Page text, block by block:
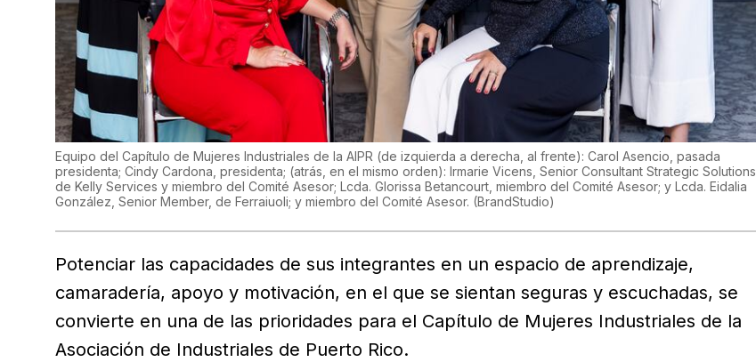
Equipo del Capítulo de Mujeres Industriales de la AIPR (de izquierda a derecha, al frente): Carol Asencio, pasada
presidenta; Cindy Cardona, presidenta; (atrás, en el mismo orden): Irmarie Vicens, Senior Consultant Strategic Solutions
de Kelly Services y miembro del Comité Asesor; Lcda. Glorissa Betancourt, miembro del Comité Asesor; y Lcda. Eidalia
González, Senior Member, de Ferraiuoli; y miembro del Comité Asesor. (BrandStudio)
Potenciar las capacidades de sus integrantes en un espacio de aprendizaje,
camaradería, apoyo y motivación, en el que se sientan seguras y escuchadas, se
convierte en una de las prioridades para el Capítulo de Mujeres Industriales de la
Asociación de Industriales de Puerto Rico.